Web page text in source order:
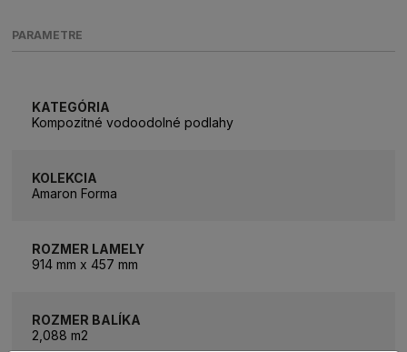
PARAMETRE
KATEGÓRIA
Kompozitné vodoodolné podlahy
KOLEKCIA
Amaron Forma
ROZMER LAMELY
914 mm x 457 mm
ROZMER BALÍKA
2,088 m2